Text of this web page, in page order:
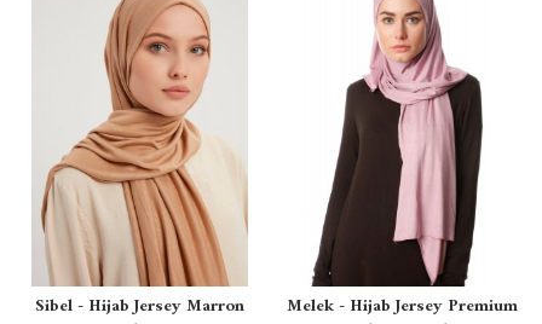
Sibel - Hijab Jersey Marron
Melek - Hijab Jersey Premium